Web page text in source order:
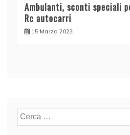
Ambulanti, sconti speciali
Rc autocarri
15 Marzo 2023
Ricerca
per: